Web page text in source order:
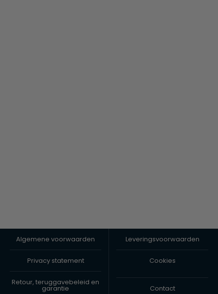
Algemene voorwaarden Leveringsvoorwaarden
Privacy statement Cookies
Retour, teruggavebeleid en
garantie Contact